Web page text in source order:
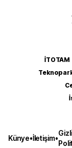
İTOTAM
Künye•İletişim•